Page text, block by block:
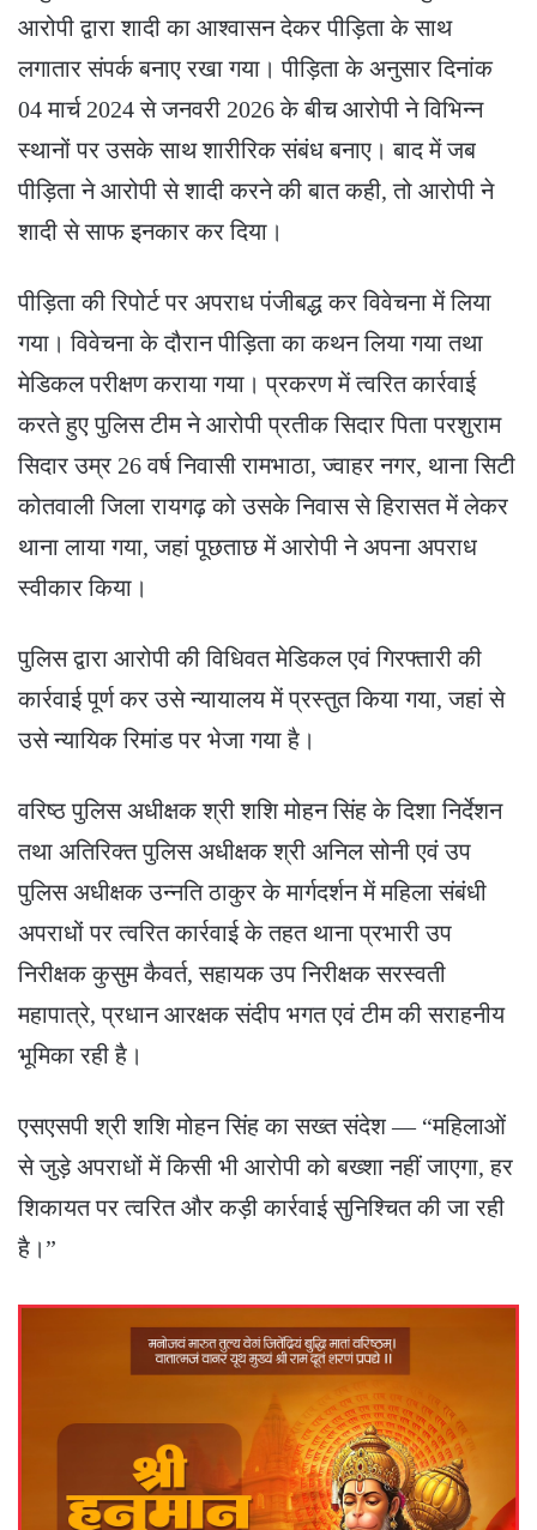
आरोपी द्वारा शादी का आश्वासन देकर पीड़िता के साथ
लगातार संपर्क बनाए रखा गया। पीड़िता के अनुसार दिनांक
04 मार्च 2024 से जनवरी 2026 के बीच आरोपी ने विभिन्न
स्थानों पर उसके साथ शारीरिक संबंध बनाए। बाद में जब
पीड़िता ने आरोपी से शादी करने की बात कही, तो आरोपी ने
शादी से साफ इनकार कर दिया।
पीड़िता की रिपोर्ट पर अपराध पंजीबद्ध कर विवेचना में लिया
गया। विवेचना के दौरान पीड़िता का कथन लिया गया तथा
मेडिकल परीक्षण कराया गया। प्रकरण में त्वरित कार्रवाई
करते हुए पुलिस टीम ने आरोपी प्रतीक सिदार पिता परशुराम
सिदार उम्र 26 वर्ष निवासी रामभाठा, ज्वाहर नगर, थाना सिटी
कोतवाली जिला रायगढ़ को उसके निवास से हिरासत में लेकर
थाना लाया गया, जहां पूछताछ में आरोपी ने अपना अपराध
स्वीकार किया।
पुलिस द्वारा आरोपी की विधिवत मेडिकल एवं गिरफ्तारी की
कार्रवाई पूर्ण कर उसे न्यायालय में प्रस्तुत किया गया, जहां से
उसे न्यायिक रिमांड पर भेजा गया है।
वरिष्ठ पुलिस अधीक्षक श्री शशि मोहन सिंह के दिशा निर्देशन
तथा अतिरिक्त पुलिस अधीक्षक श्री अनिल सोनी एवं उप
पुलिस अधीक्षक उन्नति ठाकुर के मार्गदर्शन में महिला संबंधी
अपराधों पर त्वरित कार्रवाई के तहत थाना प्रभारी उप
निरीक्षक कुसुम कैवर्त, सहायक उप निरीक्षक सरस्वती
महापात्रे, प्रधान आरक्षक संदीप भगत एवं टीम की सराहनीय
भूमिका रही है।
एसएसपी श्री शशि मोहन सिंह का सख्त संदेश — “महिलाओं
से जुड़े अपराधों में किसी भी आरोपी को बख्शा नहीं जाएगा, हर
शिकायत पर त्वरित और कड़ी कार्रवाई सुनिश्चित की जा रही
है।”